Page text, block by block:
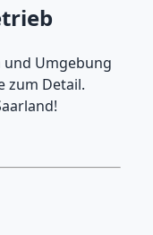
Umgebung
zum Detail.